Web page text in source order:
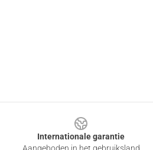
Internationale garantie